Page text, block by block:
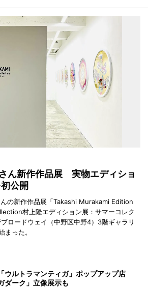
ん新作作品展 実物エディショ
公開
の新作作品展「Takashi Murakami Edition
村上隆エディション展：サマーコレク
ロードウェイ（中野区中野4）3階ギャラリ
った。
ウルトラマンティガ」ポップアップ店
ダーク」立像展示も